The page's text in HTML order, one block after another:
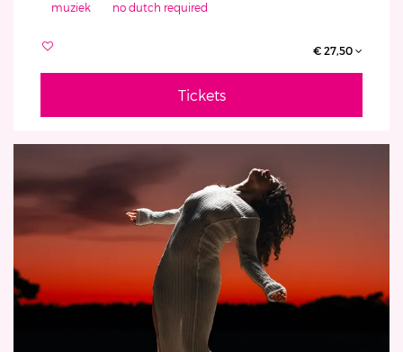
muziek no dutch required
€ 27,50
Tickets